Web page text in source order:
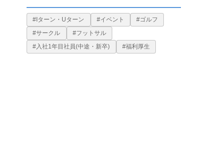
#Iターン・Uターン #イベント
#ゴルフ
#サークル
#フットサル
#入社1年目社員(中途・新卒)
#福利厚生